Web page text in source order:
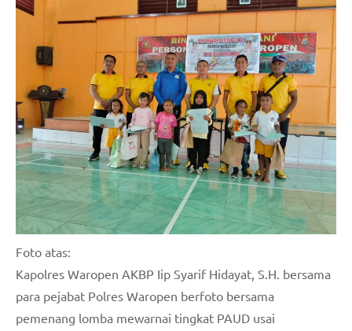
Foto atas:
Kapolres Waropen AKBP Iip Syarif Hidayat, S.H. bersama
para pejabat Polres Waropen berfoto bersama
pemenang lomba mewarnai tingkat PAUD usai